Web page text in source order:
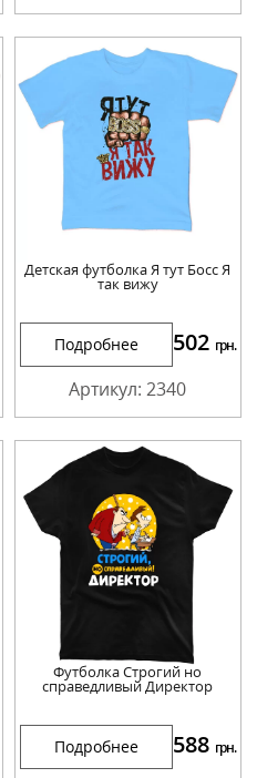
Детская футболка Я тут Босс Я
так вижу
Подробнее 502 грн.
Артикул: 2340
Футболка Строгий но
справедливый Директор
Подробнее 588 грн.